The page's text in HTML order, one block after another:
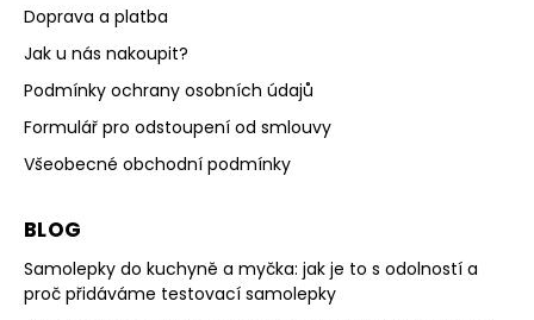
Doprava a platba
Jak u nás nakoupit?
Podmínky ochrany osobních údajů
Formulář pro odstoupení od smlouvy
Všeobecné obchodní podmínky
BLOG
Samolepky do kuchyně a myčka: jak je to s odolností a
proč přidáváme testovací samolepky